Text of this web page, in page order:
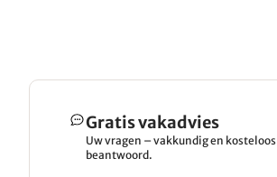
Gratis vakadvies
Uw vragen – vakkundig en kosteloos
beantwoord.